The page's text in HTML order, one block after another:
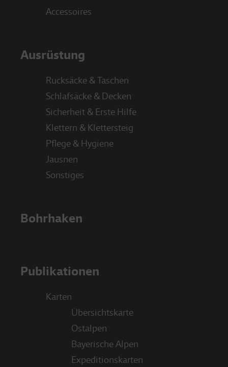
Accessoires
Ausrüstung
Rucksäcke & Taschen
Schlafsäcke & Decken
Sicherheit & Erste Hilfe
Klettern & Klettersteig
Pflege & Hygiene
Jausnen
Sonstiges
Bohrhaken
Publikationen
Karten
Übersichtskarte
Ostalpen
Bayerische Alpen
Expeditionskarten